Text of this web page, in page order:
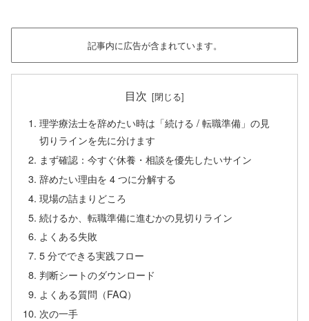
記事内に広告が含まれています。
目次
理学療法士を辞めたい時は「続ける / 転職準備」の見
切りラインを先に分けます
まず確認：今すぐ休養・相談を優先したいサイン
辞めたい理由を 4 つに分解する
現場の詰まりどころ
続けるか、転職準備に進むかの見切りライン
よくある失敗
5 分でできる実践フロー
判断シートのダウンロード
よくある質問（FAQ）
次の一手